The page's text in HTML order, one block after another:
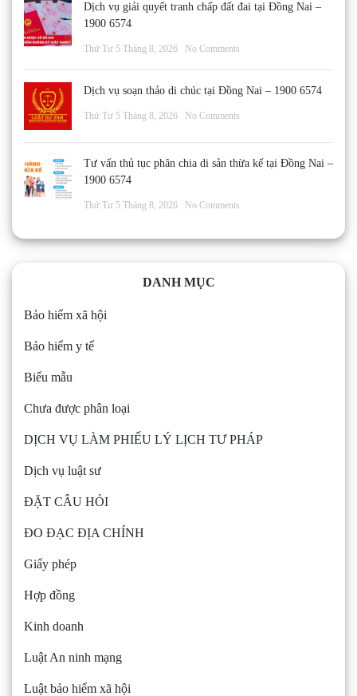
Dịch vụ giải quyết tranh chấp đất đai tại Đồng Nai –
1900 6574
Thứ Tư 5 Tháng 8, 2026 No Comments
Dịch vụ soạn thảo di chúc tại Đồng Nai – 1900 6574
Thứ Tư 5 Tháng 8, 2026 No Comments
Tư vấn thủ tục phân chia di sản thừa kế tại Đồng Nai –
1900 6574
Thứ Tư 5 Tháng 8, 2026 No Comments
DANH MỤC
Bảo hiểm xã hội
Bảo hiểm y tế
Biểu mẫu
Chưa được phân loại
DỊCH VỤ LÀM PHIẾU LÝ LỊCH TƯ PHÁP
Dịch vụ luật sư
ĐẶT CÂU HỎI
ĐO ĐẠC ĐỊA CHÍNH
Giấy phép
Hợp đồng
Kinh doanh
Luật An ninh mạng
Luật bảo hiểm xã hội